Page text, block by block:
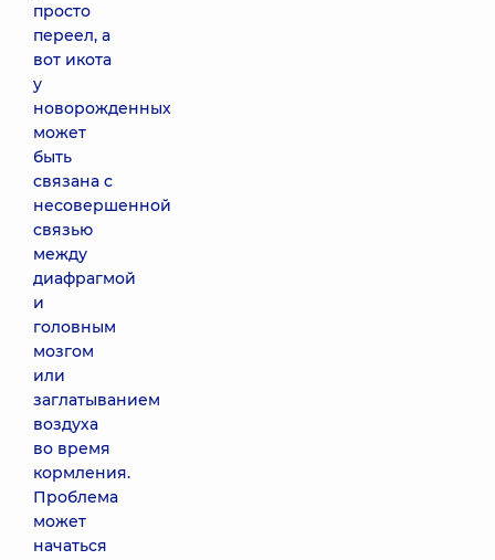
просто
переел, а
вот икота
у
новорожденных
может
быть
связана с
несовершенной
связью
между
диафрагмой
и
головным
мозгом
или
заглатыванием
воздуха
во время
кормления.
Проблема
может
начаться